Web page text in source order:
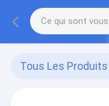
Tous Les Produits